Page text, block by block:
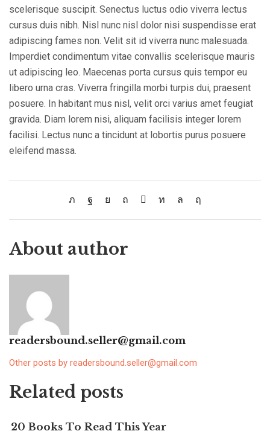
scelerisque suscipit. Senectus luctus odio viverra lectus
cursus duis nibh. Nisl nunc nisl dolor nisi suspendisse erat
adipiscing fames non. Velit sit id viverra nunc malesuada.
Imperdiet condimentum vitae convallis scelerisque mauris
ut adipiscing leo. Maecenas porta cursus quis tempor eu
libero urna cras. Viverra fringilla morbi turpis dui, praesent
posuere. In habitant mus nisl, velit orci varius amet feugiat
gravida. Diam lorem nisi, aliquam facilisis integer lorem
facilisi. Lectus nunc a tincidunt at lobortis purus posuere
eleifend massa.
About author
readersbound.seller@gmail.com
Other posts by readersbound.seller@gmail.com
Related posts
20 Books To Read This Year